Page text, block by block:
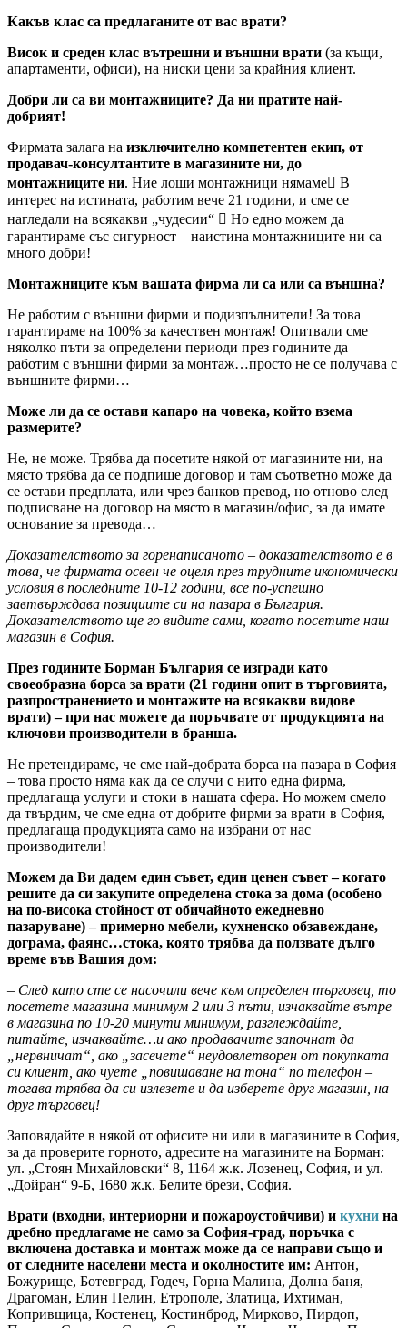
Какъв клас са предлаганите от вас врати?
Висок и среден клас вътрешни и външни врати (за къщи,
апартаменти, офиси), на ниски цени за крайния клиент.
Добри ли са ви монтажниците? Да ни пратите най-
добрият!
Фирмата залага на изключително компетентен екип, от
продавач-консултантите в магазините ни, до
монтажниците ни. Ние лоши монтажници нямаме В
интерес на истината, работим вече 21 години, и сме се
нагледали на всякакви „чудесии“  Но едно можем да
гарантираме със сигурност – наистина монтажниците ни са
много добри!
Монтажниците към вашата фирма ли са или са външна?
Не работим с външни фирми и подизпълнители! За това
гарантираме на 100% за качествен монтаж! Опитвали сме
няколко пъти за определени периоди през годините да
работим с външни фирми за монтаж…просто не се получава с
външните фирми…
Може ли да се остави капаро на човека, който взема
размерите?
Не, не може. Трябва да посетите някой от магазините ни, на
място трябва да се подпише договор и там съответно може да
се остави предплата, или чрез банков превод, но отново след
подписване на договор на място в магазин/офис, за да имате
основание за превода…
Доказателството за горенаписаното – доказателството е в
това, че фирмата освен че оцеля през трудните икономически
условия в последните 10-12 години, все по-успешно
завтвърждава позициите си на пазара в България.
Доказателството ще го видите сами, когато посетите наш
магазин в София.
През годините Борман България се изгради като
своеобразна борса за врати (21 години опит в търговията,
разпространението и монтажите на всякакви видове
врати) – при нас можете да поръчвате от продукцията на
ключови производители в бранша.
Не претендираме, че сме най-добрата борса на пазара в София
– това просто няма как да се случи с нито една фирма,
предлагаща услуги и стоки в нашата сфера. Но можем смело
да твърдим, че сме една от добрите фирми за врати в София,
предлагаща продукцията само на избрани от нас
производители!
Можем да Ви дадем един съвет, един ценен съвет – когато
решите да си закупите определена стока за дома (особено
на по-висока стойност от обичайното ежедневно
пазаруване) – примерно мебели, кухненско обзавеждане,
дограма, фаянс…стока, която трябва да ползвате дълго
време във Вашия дом:
– След като сте се насочили вече към определен търговец, то
посетете магазина минимум 2 или 3 пъти, изчаквайте вътре
в магазина по 10-20 минути минимум, разглеждайте,
питайте, изчаквайте…и ако продавачите започнат да
„нервничат“, ако „засечете“ неудовлетворен от покупката
си клиент, ако чуете „повишаване на тона“ по телефон –
тогава трябва да си излезете и да изберете друг магазин, на
друг търговец!
Заповядайте в някой от офисите ни или в магазините в София,
за да проверите горното, адресите на магазините на Борман:
ул. „Стоян Михайловски“ 8, 1164 ж.к. Лозенец, София, и ул.
„Дойран“ 9-Б, 1680 ж.к. Белите брези, София.
Врати (входни, интериорни и пожароустойчиви) и кухни на
дребно предлагаме не само за София-град, поръчка с
включена доставка и монтаж може да се направи също и
от следните населени места и околностите им: Антон,
Божурище, Ботевград, Годеч, Горна Малина, Долна баня,
Драгоман, Елин Пелин, Етрополе, Златица, Ихтиман,
Копривщица, Костенец, Костинброд, Мирково, Пирдоп,